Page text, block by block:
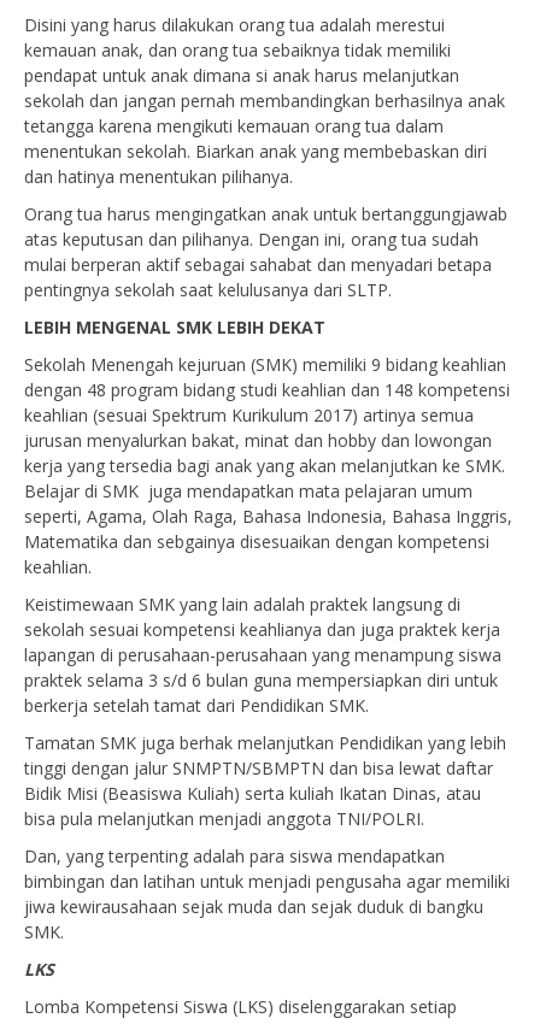
Disini yang harus dilakukan orang tua adalah merestui
kemauan anak, dan orang tua sebaiknya tidak memiliki
pendapat untuk anak dimana si anak harus melanjutkan
sekolah dan jangan pernah membandingkan berhasilnya anak
tetangga karena mengikuti kemauan orang tua dalam
menentukan sekolah. Biarkan anak yang membebaskan diri
dan hatinya menentukan pilihanya.
Orang tua harus mengingatkan anak untuk bertanggungjawab
atas keputusan dan pilihanya. Dengan ini, orang tua sudah
mulai berperan aktif sebagai sahabat dan menyadari betapa
pentingnya sekolah saat kelulusanya dari SLTP.
LEBIH MENGENAL SMK LEBIH DEKAT
Sekolah Menengah kejuruan (SMK) memiliki 9 bidang keahlian
dengan 48 program bidang studi keahlian dan 148 kompetensi
keahlian (sesuai Spektrum Kurikulum 2017) artinya semua
jurusan menyalurkan bakat, minat dan hobby dan lowongan
kerja yang tersedia bagi anak yang akan melanjutkan ke SMK.
Belajar di SMK juga mendapatkan mata pelajaran umum
seperti, Agama, Olah Raga, Bahasa Indonesia, Bahasa Inggris,
Matematika dan sebgainya disesuaikan dengan kompetensi
keahlian.
Keistimewaan SMK yang lain adalah praktek langsung di
sekolah sesuai kompetensi keahlianya dan juga praktek kerja
lapangan di perusahaan-perusahaan yang menampung siswa
praktek selama 3 s/d 6 bulan guna mempersiapkan diri untuk
berkerja setelah tamat dari Pendidikan SMK.
Tamatan SMK juga berhak melanjutkan Pendidikan yang lebih
tinggi dengan jalur SNMPTN/SBMPTN dan bisa lewat daftar
Bidik Misi (Beasiswa Kuliah) serta kuliah Ikatan Dinas, atau
bisa pula melanjutkan menjadi anggota TNI/POLRI.
Dan, yang terpenting adalah para siswa mendapatkan
bimbingan dan latihan untuk menjadi pengusaha agar memiliki
jiwa kewirausahaan sejak muda dan sejak duduk di bangku
SMK.
LKS
Lomba Kompetensi Siswa (LKS) diselenggarakan setiap